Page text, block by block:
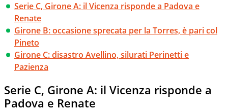
Serie C, Girone A: il Vicenza risponde a Padova e
Renate
Girone B: occasione sprecata per la Torres, è pari col
Pineto
Girone C: disastro Avellino, silurati Perinetti e
Pazienza
Serie C, Girone A: il Vicenza risponde a
Padova e Renate